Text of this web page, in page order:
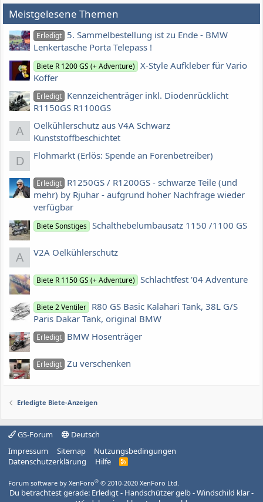
Meistgelesene Themen
Erledigt 5. Sammelbestellung ist zu Ende - BMW
Lenkertasche Porta Telepass !
Biete R 1200 GS (+ Adventure) X-Style Aufkleber für Vario
Koffer
Erledigt Kennzeichenträger inkl. Diodenrücklicht
R1150GS R1100GS
A
Oelkühlerschutz aus V4A Schwarz
Kunststoffbeschichtet
D Flohmarkt (Erlös: Spende an Forenbetreiber)
Erledigt R1250GS / R1200GS - schwarze Teile (und
mehr) by Rjuhar - aufgrund hoher Nachfrage wieder
verfügbar
Biete Sonstiges Schalthebelumbausatz 1150 /1100 GS
A V2A Oelkühlerschutz
Biete R 1150 GS (+ Adventure) Schlachtfest '04 Adventure
Biete 2 Ventiler R80 GS Basic Kalahari Tank, 38L G/S
Paris Dakar Tank, original BMW
Erledigt BMW Hosenträger
Erledigt Zu verschenken
Erledigte Biete-Anzeigen
GS-Forum
Deutsch
Impressum
Sitemap
Nutzungsbedingungen
Datenschutzerklärung
Hilfe
R
Forum software by XenForo® © 2010-2020 XenForo Ltd.
Du betrachtest gerade: Erledigt - Handschützer gelb - Windschild klar -